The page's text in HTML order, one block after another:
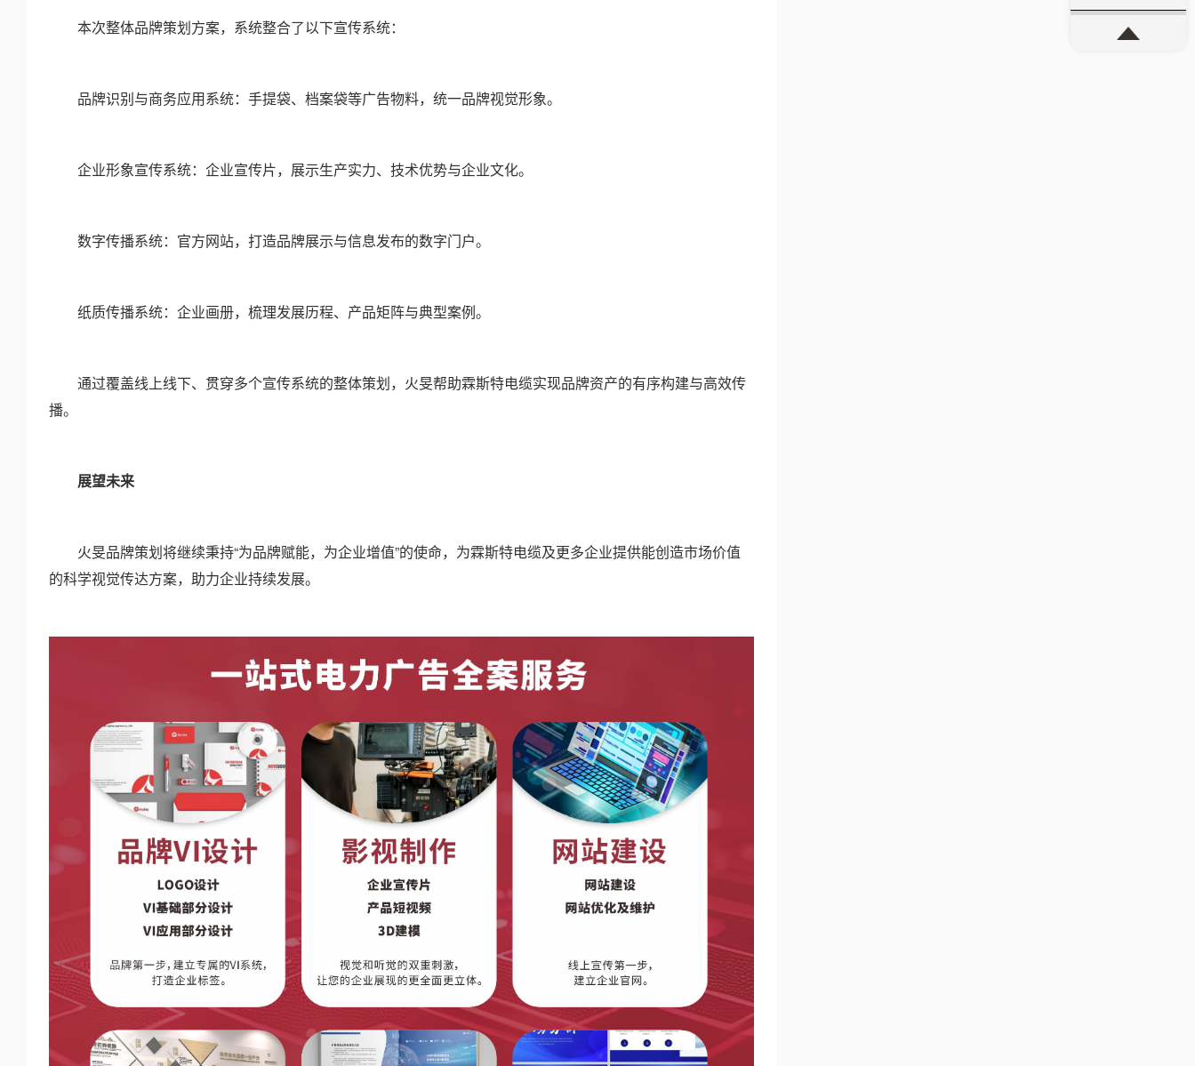
本次整体品牌策划方案，系统整合了以下宣传系统：
品牌识别与商务应用系统：手提袋、档案袋等广告物料，统一品牌视觉形象。
企业形象宣传系统：企业宣传片，展示生产实力、技术优势与企业文化。
数字传播系统：官方网站，打造品牌展示与信息发布的数字门户。
纸质传播系统：企业画册，梳理发展历程、产品矩阵与典型案例。
通过覆盖线上线下、贯穿多个宣传系统的整体策划，火旻帮助霖斯特电缆实现品牌资产的有序构建与高效传
播。
展望未来
火旻品牌策划将继续秉持“为品牌赋能，为企业增值”的使命，为霖斯特电缆及更多企业提供能创造市场价值
的科学视觉传达方案，助力企业持续发展。